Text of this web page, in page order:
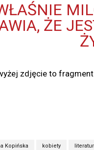
ŻE
zdjęcie to fragment
Kopińska kobiety